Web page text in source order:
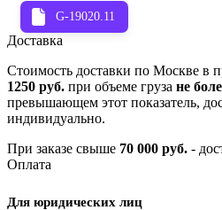
G-19020.11
Доставка
Стоимость доставки по Москве в
1250 руб. при объеме груза не
превышающем этот показатель,
индивидуально.
При заказе свыше 70 000 руб. -
Оплата
Для юридических лиц